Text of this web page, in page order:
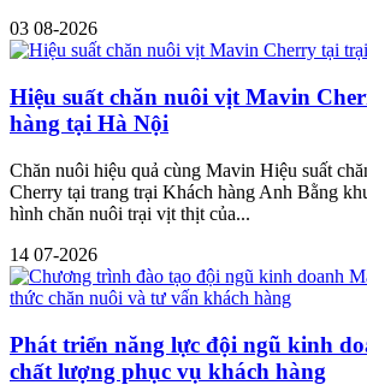
03 08-2026
Hiệu suất chăn nuôi vịt Mavin
hàng tại Hà Nội
Chăn nuôi hiệu quả cùng Mavin Hiệu suất
Cherry tại trang trại Khách hàng Anh Bằng
hình chăn nuôi trại vịt thịt của...
14 07-2026
Phát triển năng lực đội ngũ kinh
chất lượng phục vụ khách hàng